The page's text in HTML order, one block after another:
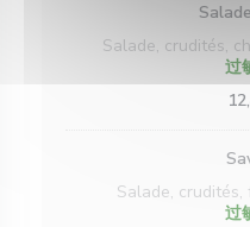
Salade, crudités,
过
Salade, crudités,
过